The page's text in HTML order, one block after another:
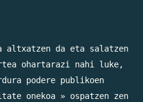
altxatzen da eta salatzen
ohartarazi nahi luke,
podere publikoen
onekoa » ospatzen zen